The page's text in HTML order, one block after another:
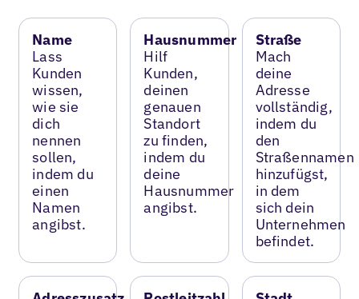
Name
Lass
Kunden
wissen,
wie sie
dich
nennen
sollen,
indem du
einen
Namen
angibst.
Hausnummer
Hilf
Kunden,
deinen
genauen
Standort
zu finden,
indem du
deine
Hausnummer
angibst.
Straße
Mach
deine
Adresse
vollständig,
indem du
den
Straßennamen
hinzufügst,
in dem
sich dein
Unternehmen
befindet.